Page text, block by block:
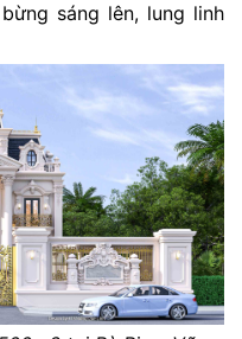
sáng lên, lung linh